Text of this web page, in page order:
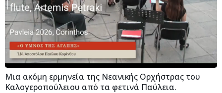
Μια ακόμη ερμηνεία της Νεανικής Ορχήστρας του
Καλογεροπούλειου από τα φετινά Παύλεια.